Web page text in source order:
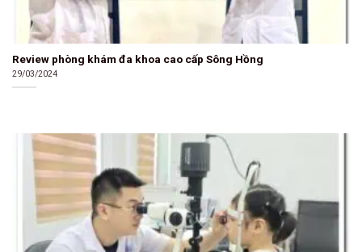
Review phòng khám đa khoa cao cấp Sông Hồng
29/03/2024